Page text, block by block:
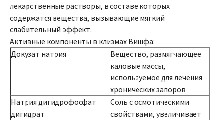
лекарственные растворы, в составе которых
содержатся вещества, вызывающие мягкий
слабительный эффект.
Активные компоненты в клизмах Вишфа:
Докузат натрия
Вещество, размягчающее
каловые массы,
используемое для лечения
хронических запоров
Натрия дигидрофосфат
дигидрат
Соль с осмотическими
свойствами, увеличивает